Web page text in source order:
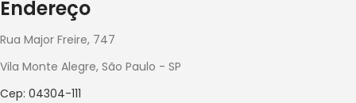
Endereço
Rua Major Freire, 747
Vila Monte Alegre, São Paulo - SP
Cep: 04304-111